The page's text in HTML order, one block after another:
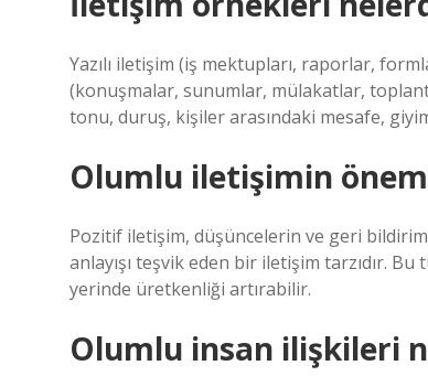
Yazılı iletişim (iş mektupları, raporlar,
(konuşmalar, sunumlar, mülakatlar,
tonu, duruş, kişiler arasındaki mesafe,
Olumlu iletişimin
Pozitif iletişim, düşüncelerin ve geri
anlayışı teşvik eden bir iletişim tarzıdır.
yerinde üretkenliği artırabilir.
Olumlu insan ilişkileri